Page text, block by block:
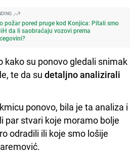
požar pored pruge kod Konjica: Pitali smo
da li saobraćaju vozovi prema
kako su ponovo gledali snimak
te da su detaljno analizirali
ponovo, bila je ta analiza i
par stvari koje moramo bolje
odradili ili koje smo lošije